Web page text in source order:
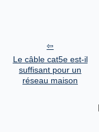
Le câble cat5e est-il
suffisant pour un
réseau maison